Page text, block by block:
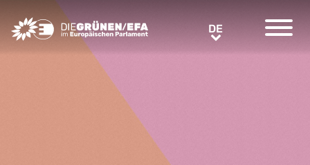
Greens/EFA Home DEDE